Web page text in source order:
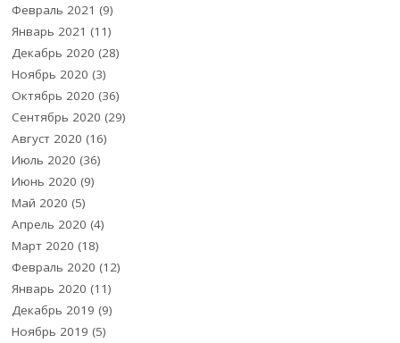
Февраль 2021 (9)
Январь 2021 (11)
Декабрь 2020 (28)
Ноябрь 2020 (3)
Октябрь 2020 (36)
Сентябрь 2020 (29)
Август 2020 (16)
Июль 2020 (36)
Июнь 2020 (9)
Май 2020 (5)
Апрель 2020 (4)
Март 2020 (18)
Февраль 2020 (12)
Январь 2020 (11)
Декабрь 2019 (9)
Ноябрь 2019 (5)